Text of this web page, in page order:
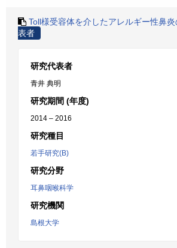
Toll様受容体を介したアレルギー性鼻炎
表者
研究代表者
青井 典明
研究期間 (年度)
2014 – 2016
研究種目
若手研究(B)
研究分野
耳鼻咽喉科学
研究機関
島根大学